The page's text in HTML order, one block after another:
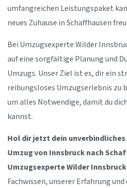
umfangreichen Leistungspaket
neues Zuhause in Schaffhausen
Bei Umzugsexperte Wilder
auf eine sorgfältige Planung und
Umzugs. Unser Ziel ist es, dir ein
reibungsloses Umzugserlebnis zu
um alles Notwendige, damit du
kannst.
Hol dir jetzt dein
Umzug von Innsbruck nach
Umzugsexperte Wilder
Fachwissen, unserer Erfahrung